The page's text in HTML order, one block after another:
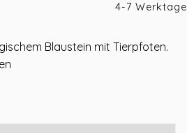
4-7 Werktage
Blaustein mit Tierpfoten.